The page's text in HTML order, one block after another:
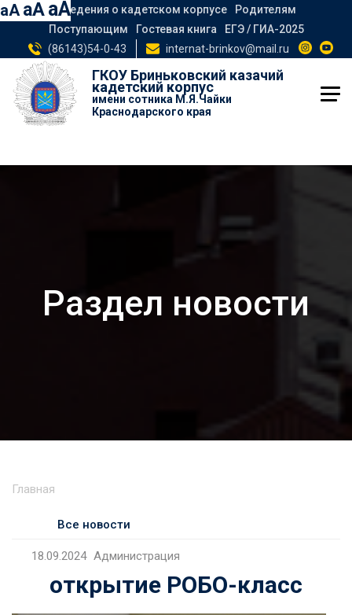
aA aAaA
Сведения о кадетском корпусе
Родителям
Поступающим
Гостевая книга
ЕГЭ / ГИА-2025
(86143)54-0-43
internat-brinkov@mail.ru
ГКОУ Бриньковский казачий
кадетский корпус
имени сотника М.Я.Чайки
Краснодарского края
Раздел новости
Главная
Все новости
18.09.2024 Администрация
открытие РОБО-класс